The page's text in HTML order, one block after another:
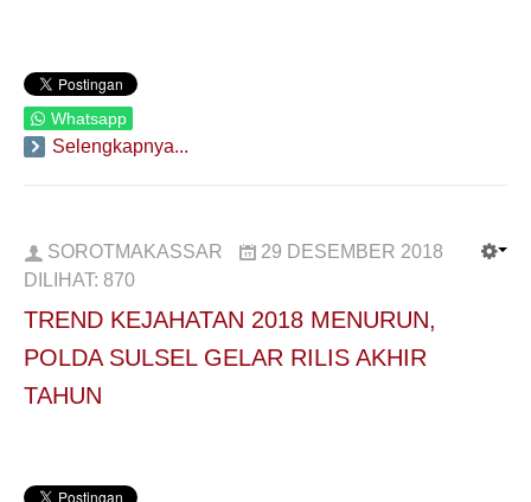
Whatsapp
Selengkapnya...
SOROTMAKASSAR
29 DESEMBER 2018
DILIHAT: 870
TREND KEJAHATAN 2018 MENURUN,
POLDA SULSEL GELAR RILIS AKHIR
TAHUN